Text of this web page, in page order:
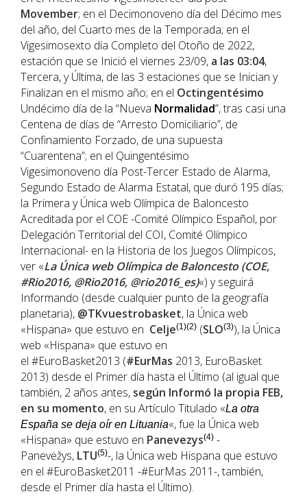
Movember; en el Decimonoveno día del Décimo mes
del año, del Cuarto mes de la Temporada; en el
Vigesimosexto día Completo del Otoño de 2022,
estación que se Inició el viernes 23/09, a las 03:04,
Tercera, y Última, de las 3 estaciones que se Inician y
Finalizan en el mismo año; en el Octingentésimo
Undécimo día de la “Nueva Normalidad”, tras casi una
Centena de días de “Arresto Domiciliario”, de
Confinamiento Forzado, de una supuesta
“Cuarentena”; en el Quingentésimo
Vigesimonoveno día Post-Tercer Estado de Alarma,
Segundo Estado de Alarma Estatal, que duró 195 días;
la Primera y Única web Olímpica de Baloncesto
Acreditada por el COE -Comité Olímpico Español, por
Delegación Territorial del COI, Comité Olímpico
Internacional- en la Historia de los Juegos Olímpicos,
ver «La Única web Olímpica de Baloncesto (COE,
#Rio2016, @Rio2016, @rio2016_es)«) y seguirá
Informando (desde cualquier punto de la geografía
planetaria), @TKvuestrobasket, la Única web
«Hispana» que estuvo en Celje(1)(2) (SLO(3)), la Única
web «Hispana» que estuvo en
el #EuroBasket2013 (#EurMas 2013, EuroBasket
2013) desde el Primer día hasta el Último (al igual que
también, 2 años antes, según Informó la propia FEB,
en su momento, en su Artículo Titulado «La otra
España se deja oír en Lituania«, fue la Única web
«Hispana» que estuvo en Panevezys(4) -
Panevėžys, LTU(5)-, la Única web Hispana que estuvo
en el #EuroBasket2011 -#EurMas 2011-, también,
desde el Primer día hasta el Último).